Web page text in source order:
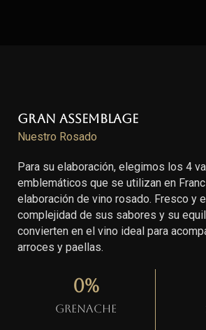
Gran Assemblage
Nuestro Rosado
Para su elaboración, elegimos los 4
emblemáticos que se utilizan en
elaboración de vino rosado. Fresco y
complejidad de sus sabores y su
convierten en el vino ideal para
arroces y paellas.
Grenache
0%